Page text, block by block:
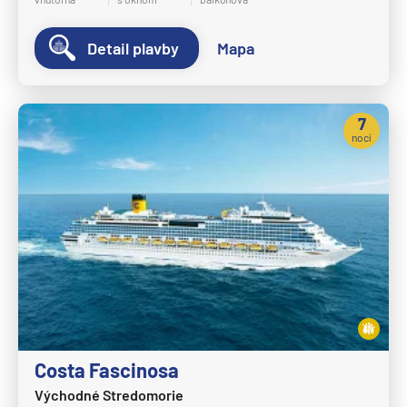
Crystal Cruises
Crystal Serenity
Crystal Symphony
Queen Anne
Queen Mary 2
Queen Victoria
Disney Cruise Line
Disney Adventure
Disney Destiny
Disney Dream
Disney Fantasy
Detail plavby Mapa
Costa Fascinosa
Východné Stredomorie
7
nocí